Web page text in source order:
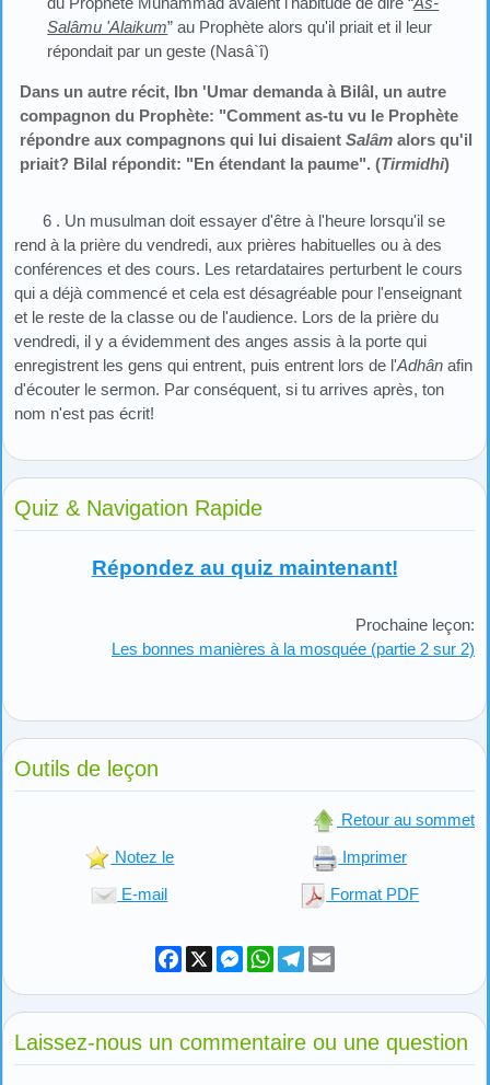
Salâmu 'Alaikum” au Prophète alors qu'il priait et il leur
répondait par un geste (Nasâ`î)
Dans un autre récit, Ibn 'Umar demanda à Bilâl, un autre
compagnon du Prophète: "Comment as-tu vu le Prophète
répondre aux compagnons qui lui disaient Salâm alors qu'il
priait? Bilal répondit: "En étendant la paume". (Tirmidhi)
6 . Un musulman doit essayer d'être à l'heure lorsqu'il se
rend à la prière du vendredi, aux prières habituelles ou à des
conférences et des cours. Les retardataires perturbent le cours
qui a déjà commencé et cela est désagréable pour l'enseignant
et le reste de la classe ou de l'audience. Lors de la prière du
vendredi, il y a évidemment des anges assis à la porte qui
enregistrent les gens qui entrent, puis entrent lors de l'Adhân afin
d'écouter le sermon. Par conséquent, si tu arrives après, ton
nom n'est pas écrit!
Quiz & Navigation Rapide
Répondez au quiz maintenant!
Prochaine leçon:
Les bonnes manières à la mosquée (partie 2 sur 2)
Outils de leçon
Retour au sommet
Notez le Imprimer
E-mail Format PDF
Facebook
X Messenger
WhatsApp
Telegram
Laissez-nous un commentaire ou une question